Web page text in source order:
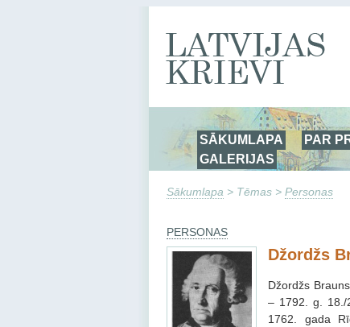
SĀKUMLAPA PAR
GALERIJAS
Sākumlapa > Tēmas > Personas
PERSONAS
Džordžs
Džordžs
– 1792. g. 18./
1762. gada